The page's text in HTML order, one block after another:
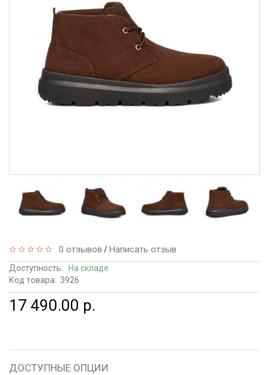
0 отзывов /Написать отзыв
Доступность:
На складе
Код товара: 3926
17 490.00 р.
ДОСТУПНЫЕ ОПЦИИ